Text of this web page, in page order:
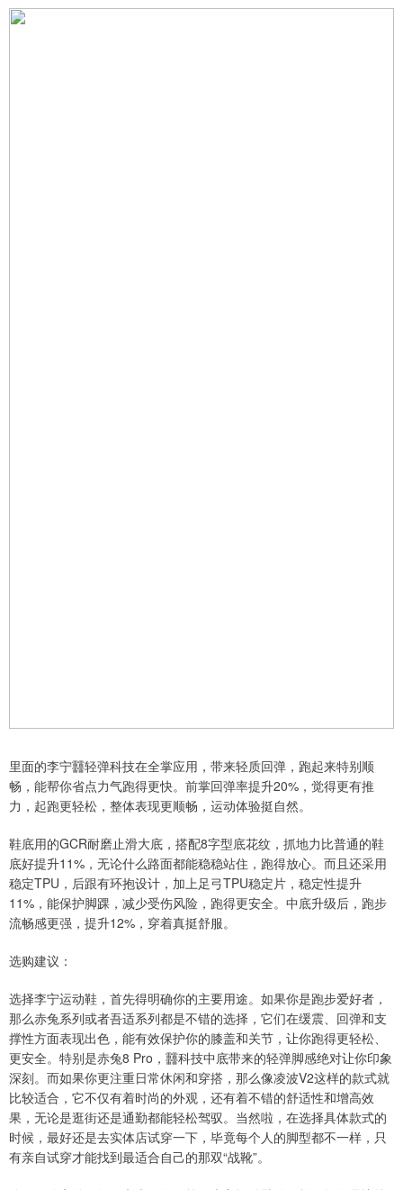
里面的李宁䨻轻弹科技在全掌应用，带来轻质回弹，跑起来特别顺
畅，能帮你省点力气跑得更快。前掌回弹率提升20%，觉得更有推
力，起跑更轻松，整体表现更顺畅，运动体验挺自然。
鞋底用的GCR耐磨止滑大底，搭配8字型底花纹，抓地力比普通的鞋
底好提升11%，无论什么路面都能稳稳站住，跑得放心。而且还采用
稳定TPU，后跟有环抱设计，加上足弓TPU稳定片，稳定性提升
11%，能保护脚踝，减少受伤风险，跑得更安全。中底升级后，跑步
流畅感更强，提升12%，穿着真挺舒服。
选购建议：
选择李宁运动鞋，首先得明确你的主要用途。如果你是跑步爱好者，
那么赤兔系列或者吾适系列都是不错的选择，它们在缓震、回弹和支
撑性方面表现出色，能有效保护你的膝盖和关节，让你跑得更轻松、
更安全。特别是赤兔8 Pro，䨻科技中底带来的轻弹脚感绝对让你印象
深刻。而如果你更注重日常休闲和穿搭，那么像凌波V2这样的款式就
比较适合，它不仅有着时尚的外观，还有着不错的舒适性和增高效
果，无论是逛街还是通勤都能轻松驾驭。当然啦，在选择具体款式的
时候，最好还是去实体店试穿一下，毕竟每个人的脚型都不一样，只
有亲自试穿才能找到最适合自己的那双“战靴”。